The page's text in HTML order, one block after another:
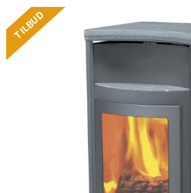
TILBUD